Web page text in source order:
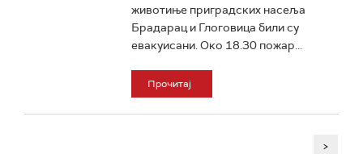
животиње приградских насеља
Брадарац и Глоговица били су
евакуисани. Око 18.30 пожар...
Прочитај
>